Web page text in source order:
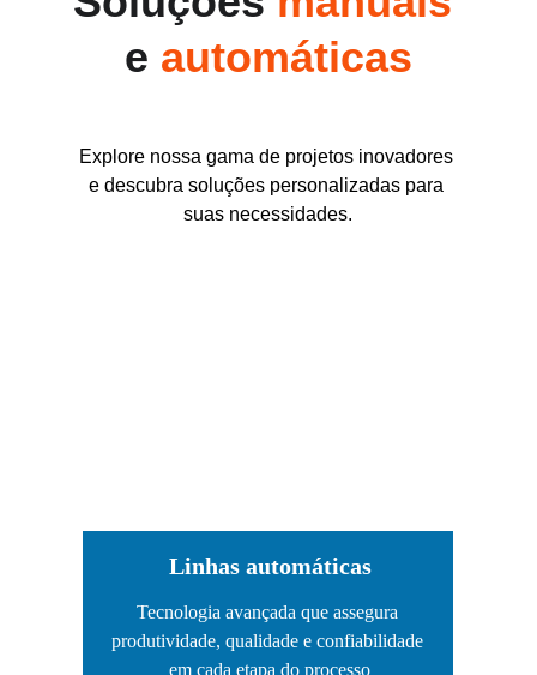
e automáticas
Explore nossa gama de projetos inovadores
e descubra soluções personalizadas para
suas necessidades.
Linhas automáticas
Tecnologia avançada que assegura
produtividade, qualidade e confiabilidade
em cada etapa do processo